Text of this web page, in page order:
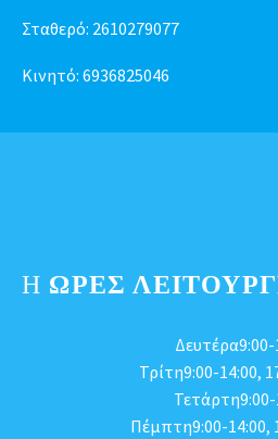
Σταθερό: 2610279077
Κινητό: 6936825046
Η ΩΡΕΣ
Δευτέρα9:00-
Τρίτη9:00-14:00,
Τετάρτη9:00-
Πέμπτη9:00-14:00,